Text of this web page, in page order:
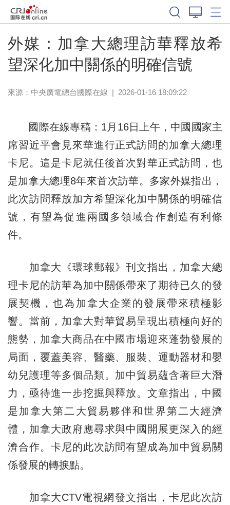
外媒：加拿大總理訪華釋放希
望深化加中關係的明確信號
來源：中央廣電總台國際在線 | 2026-01-16 18:09:22
國際在線專稿：1月16日上午，中國國家主
席習近平會見來華進行正式訪問的加拿大總理
卡尼。這是卡尼就任後首次對華正式訪問，也
是加拿大總理8年來首次訪華。多家外媒指出，
此次訪問釋放加方希望深化加中關係的明確信
號，有望為促進兩國多領域合作創造有利條
件。
加拿大《環球郵報》刊文指出，加拿大總
理卡尼的訪華為加中關係帶來了期待已久的發
展契機，也為加拿大企業的發展帶來積極影
響。當前，加拿大對華貿易呈現出積極向好的
態勢，加拿大商品在中國市場迎來蓬勃發展的
局面，覆蓋美容、醫藥、服裝、運動器材和嬰
幼兒護理等多個品類。加中貿易蘊含著巨大潛
力，亟待進一步挖掘與釋放。文章指出，中國
是加拿大第二大貿易夥伴和世界第二大經濟
體，加拿大政府應尋求與中國開展更深入的經
濟合作。卡尼的此次訪問有望成為加中貿易關
係發展的轉捩點。
加拿大CTV電視網發文指出，卡尼此次訪